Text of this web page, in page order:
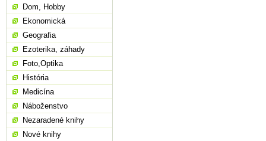
Dom, Hobby
Ekonomická
Geografia
Ezoterika, záhady
Foto,Optika
História
Medicína
Náboženstvo
Nezaradené knihy
Nové knihy